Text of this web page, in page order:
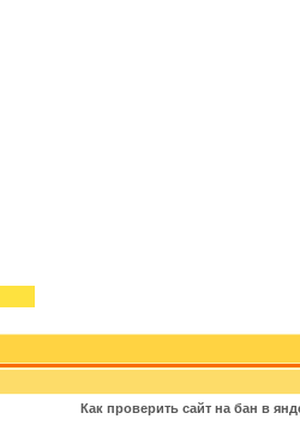
Как проверить сайт на бан в